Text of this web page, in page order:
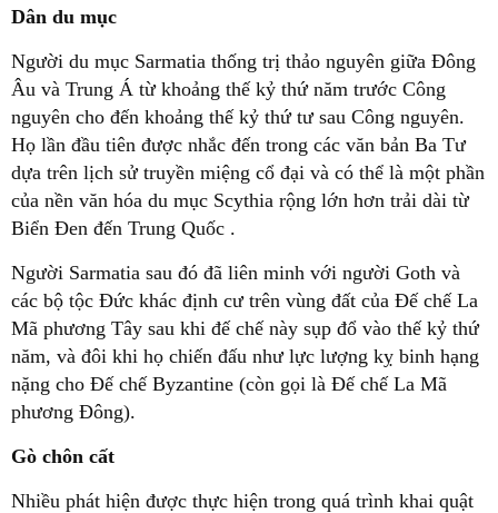
Dân du mục
Người du mục Sarmatia thống trị thảo nguyên giữa Đông
Âu và Trung Á từ khoảng thế kỷ thứ năm trước Công
nguyên cho đến khoảng thế kỷ thứ tư sau Công nguyên.
Họ lần đầu tiên được nhắc đến trong các văn bản Ba Tư
dựa trên lịch sử truyền miệng cổ đại và có thể là một phần
của nền văn hóa du mục Scythia rộng lớn hơn trải dài từ
Biển Đen đến Trung Quốc .
Người Sarmatia sau đó đã liên minh với người Goth và
các bộ tộc Đức khác định cư trên vùng đất của Đế chế La
Mã phương Tây sau khi đế chế này sụp đổ vào thế kỷ thứ
năm, và đôi khi họ chiến đấu như lực lượng kỵ binh hạng
nặng cho Đế chế Byzantine (còn gọi là Đế chế La Mã
phương Đông).
Gò chôn cất
Nhiều phát hiện được thực hiện trong quá trình khai quật